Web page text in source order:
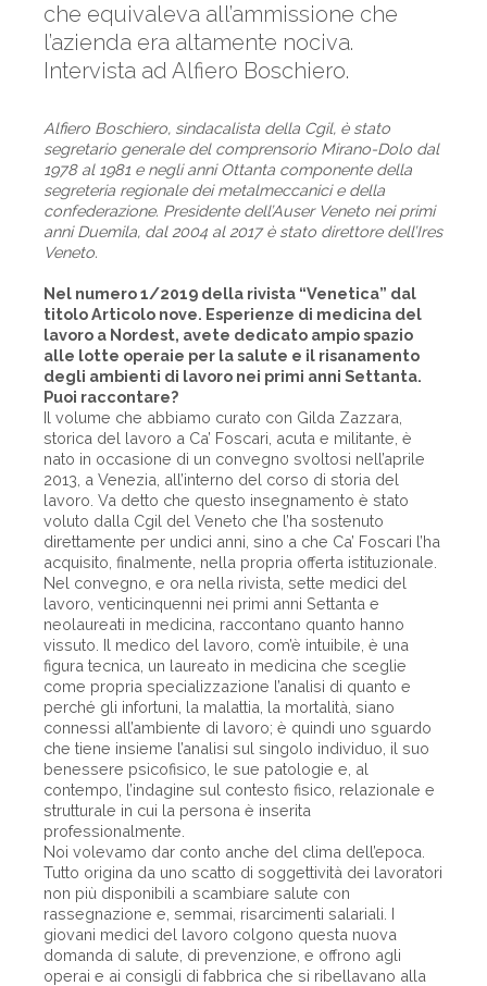
che equivaleva all’ammissione che
l’azienda era altamente nociva.
Intervista ad Alfiero Boschiero.
Alfiero Boschiero, sindacalista della Cgil, è stato
segretario generale del comprensorio Mirano-Dolo dal
1978 al 1981 e negli anni Ottanta componente della
segreteria regionale dei metalmeccanici e della
confederazione. Presidente dell’Auser Veneto nei primi
anni Duemila, dal 2004 al 2017 è stato direttore dell’Ires
Veneto.
Nel numero 1/2019 della rivista “Venetica” dal
titolo Articolo nove. Esperienze di medicina del
lavoro a Nordest, avete dedicato ampio spazio
alle lotte operaie per la salute e il risanamento
degli ambienti di lavoro nei primi anni Settanta.
Puoi raccontare?
Il volume che abbiamo curato con Gilda Zazzara,
storica del lavoro a Ca’ Foscari, acuta e militante, è
nato in occasione di un convegno svoltosi nell’aprile
2013, a Venezia, all’interno del corso di storia del
lavoro. Va detto che questo insegnamento è stato
voluto dalla Cgil del Veneto che l’ha sostenuto
direttamente per undici anni, sino a che Ca’ Foscari l’ha
acquisito, finalmente, nella propria offerta istituzionale.
Nel convegno, e ora nella rivista, sette medici del
lavoro, venticinquenni nei primi anni Settanta e
neolaureati in medicina, raccontano quanto hanno
vissuto. Il medico del lavoro, com’è intuibile, è una
figura tecnica, un laureato in medicina che sceglie
come propria specializzazione l’analisi di quanto e
perché gli infortuni, la malattia, la mortalità, siano
connessi all’ambiente di lavoro; è quindi uno sguardo
che tiene insieme l’analisi sul singolo individuo, il suo
benessere psicofisico, le sue patologie e, al
contempo, l’indagine sul contesto fisico, relazionale e
strutturale in cui la persona è inserita
professionalmente.
Noi volevamo dar conto anche del clima dell’epoca.
Tutto origina da uno scatto di soggettività dei lavoratori
non più disponibili a scambiare salute con
rassegnazione e, semmai, risarcimenti salariali. I
giovani medici del lavoro colgono questa nuova
domanda di salute, di prevenzione, e offrono agli
operai e ai consigli di fabbrica che si ribellavano alla